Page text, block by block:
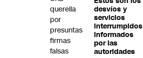
desvíos y
servicios
interrumpidos
informados
por las
autoridades
querella
por
presuntas
firmas
falsas